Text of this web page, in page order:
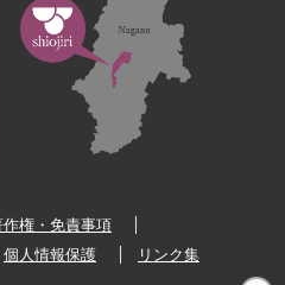
作権・免責事項
個人情報保護 リンク集